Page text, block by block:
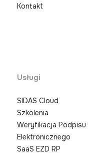
Kontakt
Usługi
SIDAS Cloud
Szkolenia
Weryfikacja Podpisu
Elektronicznego
SaaS EZD RP